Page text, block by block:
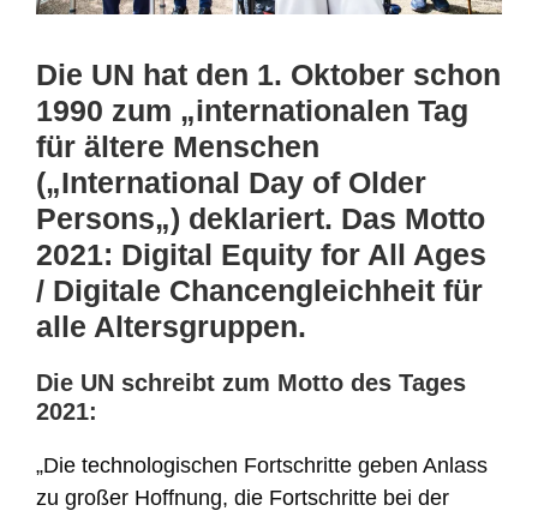
Die UN hat den 1. Oktober schon
1990 zum „internationalen Tag
für ältere Menschen
(„International Day of Older
Persons„) deklariert. Das Motto
2021: Digital Equity for All Ages
/ Digitale Chancengleichheit für
alle Altersgruppen.
Die UN schreibt zum Motto des Tages
2021:
„Die technologischen Fortschritte geben Anlass
zu großer Hoffnung, die Fortschritte bei der